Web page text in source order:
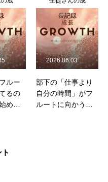
より
がフ
うき
長記録
ドレス姿に憧れて
始めたフルートが2
年で私の姿勢と心
2026.05.17